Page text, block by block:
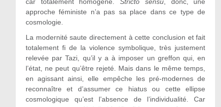
car totalement homogène.Stricto sensu, donc, une
approche féministe n’a pas sa place dans ce type de
cosmologie.
La modernité saute directement à cette conclusion et fait
totalement fi de la violence symbolique, très justement
relevée par Tazi, qu’il y a à imposer un greffon qui, en
l’état, ne peut qu’être rejeté. Mais dans le même temps,
en agissant ainsi, elle empêche les pré-modernes de
reconnaître et d’assumer ce hiatus ou cette ellipse
cosmologique qu’est l’absence de l’individualité. Car